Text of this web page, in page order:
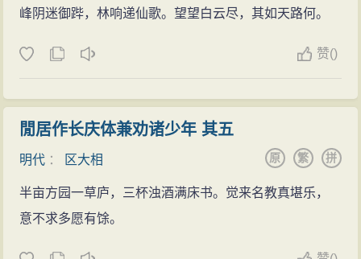
峰阴迷御跸，林响递仙歌。望望白云尽，其如天路何。
赞()
閒居作长庆体兼劝诸少年 其五
明代 ： 区大相 拼
繁
原
半亩方园一草庐，三杯浊酒满床书。觉来名教真堪乐，
意不求多愿有馀。